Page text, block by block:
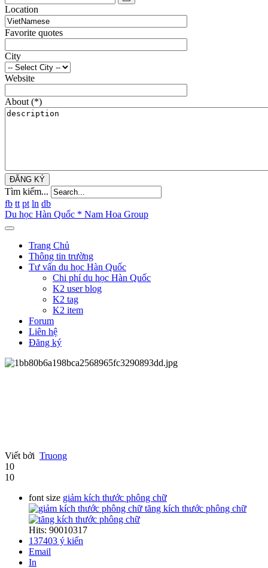
Location
Favorite quotes
City
Website
About (*)
ĐĂNG KÝ
Tìm kiếm...
fb tt pt ln db
Du học Hàn Quốc * Nam Hoa Group
Trang Chủ
Thông tin trường
Tư vấn du học Hàn Quốc
Chi phí du học Hàn Quốc
K2 user blog
K2 tag
K2 item
Forum
Liên hệ
Đăng ký
Viết bởi Truong
10
10
font size giảm kích thước phông chữ
tăng kích thước phông chữ
Hits: 90010317
137403 ý kiến
Email
In